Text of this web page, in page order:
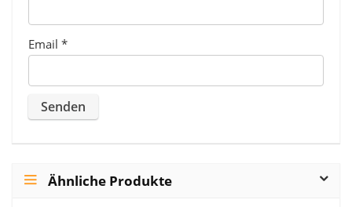
Email *
Ähnliche Produkte